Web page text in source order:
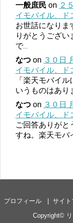
一般庶民 on ２
イモバイル、ド
お世話になりま
りがとうござ
で...
なつ on ３０日
イモバイル、ド
「楽天モバイ
いうものはあり
なつ on ３０日
イモバイル、ド
ご回答ありがと
すね。楽天モ
プロフィール サイト
Copyright©